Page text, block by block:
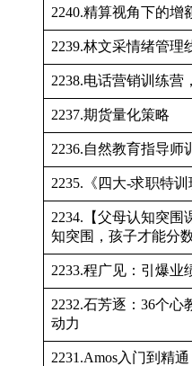
2240.精算视角下的增
2239.林文采情绪管理
2238.电话营销训练营
2237.期货量化策略
2236.自然教育指导师
2235.《四大-求职特
2234.【父母认知突围
知突围，孩子才能分
2233.程广见：引爆业
2232.石芳逐：36个
动力
2231.Amos入门到精通